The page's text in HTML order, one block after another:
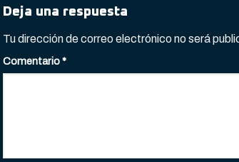
Deja una respuesta
Tu dirección de correo electrónico no será
Comentario*